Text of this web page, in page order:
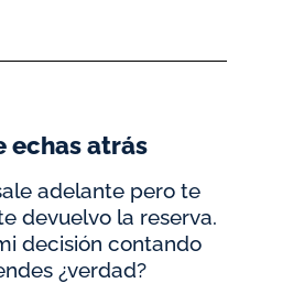
echas atrás
adelante pero te
devuelvo la reserva.
decisión contando
¿verdad?